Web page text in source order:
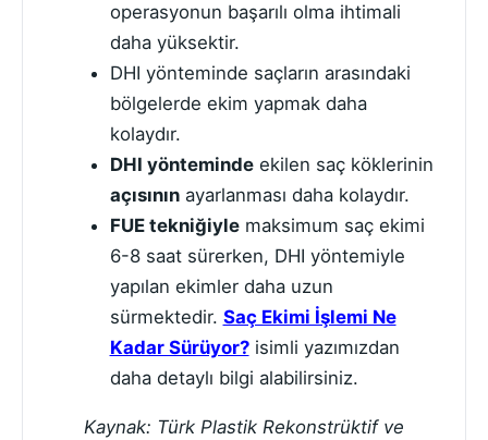
operasyonun başarılı olma ihtimali
daha yüksektir.
DHI yönteminde saçların arasındaki
bölgelerde ekim yapmak daha
kolaydır.
DHI yöntemindeekilen saç köklerinin
açısınınayarlanması daha kolaydır.
FUE tekniğiylemaksimum saç ekimi
6-8 saat sürerken, DHI yöntemiyle
yapılan ekimler daha uzun
sürmektedir. Saç Ekimi İşlemi Ne
Kadar Sürüyor?isimli yazımızdan
daha detaylı bilgi alabilirsiniz.
Kaynak: Türk Plastik Rekonstrüktif ve